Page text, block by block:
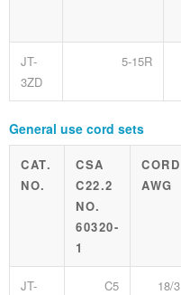
JT-
3ZD
5-15R
General use cord sets
CAT.
NO.
CSA
C22.2
NO.
60320-
1
CORD
AWG
JT-
C5 18/3